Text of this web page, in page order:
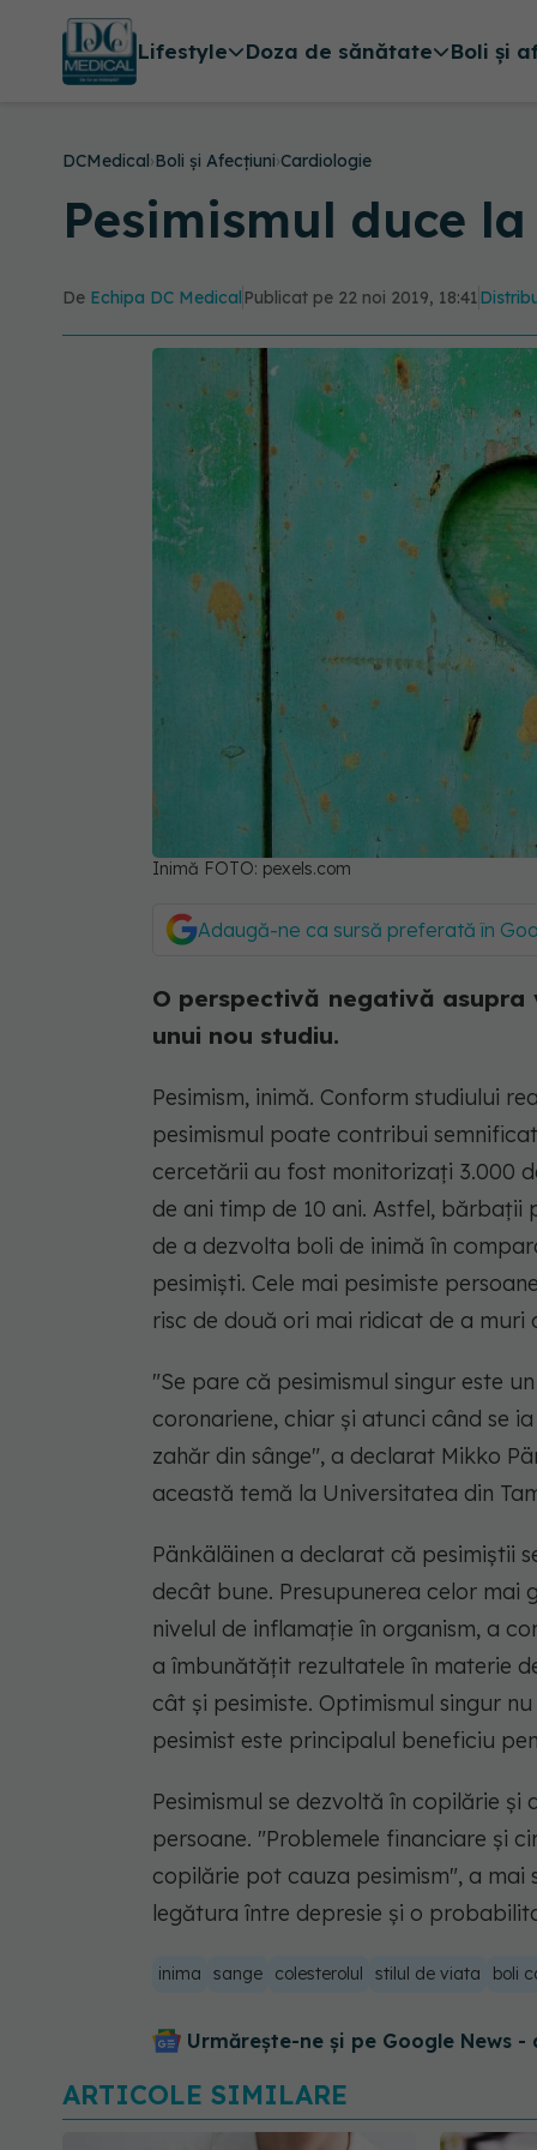
Lifestyle Doza de sănătate Boli și
DCMedical›Boli și Afecțiuni›Cardiologie
Pesimismul duce
De Echipa DC Medical Publicat pe 22 noi 2019, 18:41
Inimă FOTO: pexels.com
Adaugă-ne ca sursă preferată în
O perspectivă negativă
unui nou studiu.
Pesimism, inimă. Conform studiului
pesimismul poate contribui
cercetării au fost monitorizaţi 3.000
de ani timp de 10 ani. Astfel,
de a dezvolta boli de inimă în
pesimişti. Cele mai pesimiste
risc de două ori mai ridicat de a muri
"Se pare că pesimismul singur este
coronariene, chiar şi atunci când se
zahăr din sânge", a declarat Mikko
această temă la Universitatea din
Pänkäläinen a declarat că pesimiştii
decât bune. Presupunerea celor mai
nivelul de inflamaţie în organism, a
a îmbunătăţit rezultatele în materie
cât şi pesimiste. Optimismul singur
pesimist este principalul beneficiu
Pesimismul se dezvoltă în copilărie
persoane. "Problemele financiare şi
copilărie pot cauza pesimism", a mai
legătura între depresie şi o
inima sange colesterolul stilul de viata boli
Urmărește-ne și pe Google News -
ARTICOLE SIMILARE